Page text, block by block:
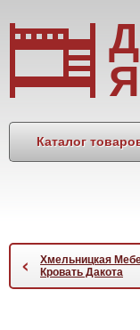
Каталог
‹
Хмельницкая
Кровать Дакота